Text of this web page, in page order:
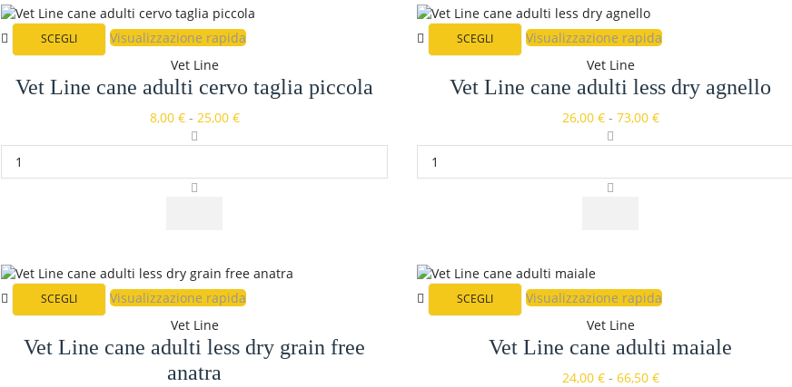
SCEGLI
Visualizzazione rapida
Vet Line
Vet Line cane adulti cervo taglia piccola
8,00 € - 25,00 €
SCEGLI
Visualizzazione rapida
Vet Line
Vet Line cane adulti less dry agnello
26,00 € - 73,00 €
SCEGLI
Visualizzazione rapida
Vet Line
Vet Line cane adulti less dry grain free
anatra
SCEGLI
Visualizzazione rapida
Vet Line
Vet Line cane adulti maiale
24,00 € - 66,50 €